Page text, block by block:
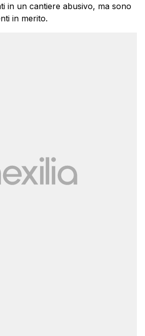
in un cantiere abusivo, ma sono
in merito.